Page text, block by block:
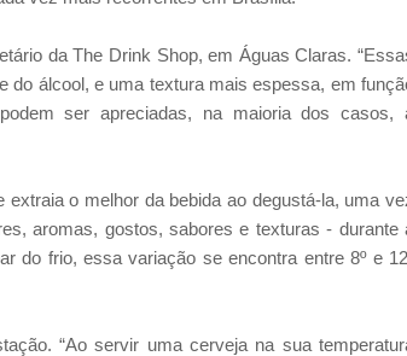
da The Drink Shop, em Águas Claras.
do álcool, e uma textura mais espessa, em
ser apreciadas, na maioria dos casos,
o melhor da bebida ao degustá-la, uma
aromas, gostos, sabores e texturas - durante
do frio, essa variação se encontra entre 8º e
“Ao servir uma cerveja na sua